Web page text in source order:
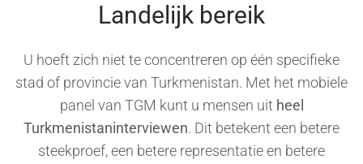
Landelijk bereik
U hoeft zich niet te concentreren op één specifieke
stad of provincie van Turkmenistan. Met het mobiele
panel van TGM kunt u mensen uit heel
Turkmenistaninterviewen. Dit betekent een betere
steekproef, een betere representatie en betere